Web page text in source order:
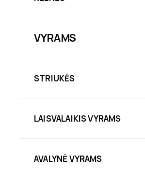
VYRAMS
STRIUKĖS
LAISVALAIKIS VYRAMS
AVALYNĖ VYRAMS